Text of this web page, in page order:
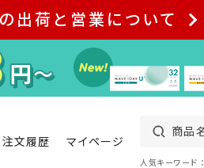
出荷と営業について
注文履歴 マイページ
人気キーワード：